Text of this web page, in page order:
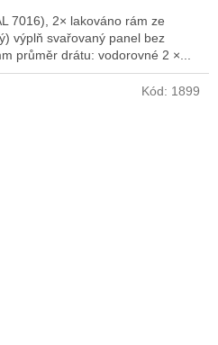
7016), 2× lakováno rám ze
výplň svařovaný panel bez
průměr drátu: vodorovné 2 ×...
Kód: 1899